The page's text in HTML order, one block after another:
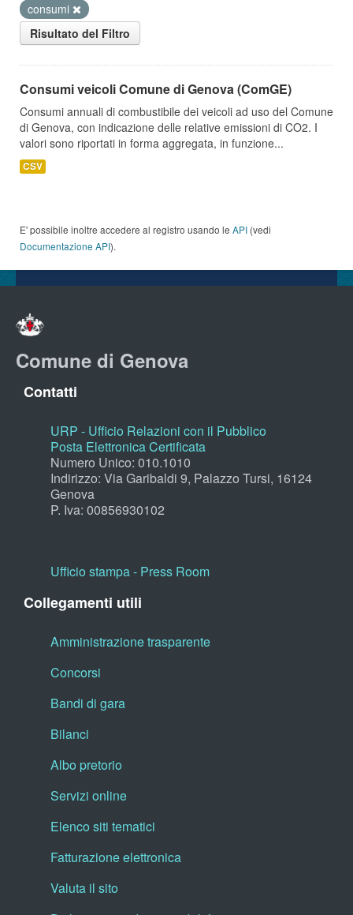
consumi
Risultato del Filtro
Consumi veicoli Comune di Genova (ComGE)
Consumi annuali di combustibile dei veicoli ad uso del Comune
di Genova, con indicazione delle relative emissioni di CO2. I
valori sono riportati in forma aggregata, in funzione...
CSV
E' possibile inoltre accedere al registro usando le API (vedi
Documentazione API).
Comune di Genova
Contatti
URP - Ufficio Relazioni con il Pubblico
Posta Elettronica Certificata
Numero Unico: 010.1010
Indirizzo: Via Garibaldi 9, Palazzo Tursi, 16124
Genova
P. Iva: 00856930102
Ufficio stampa - Press Room
Collegamenti utili
Amministrazione trasparente
Concorsi
Bandi di gara
Bilanci
Albo pretorio
Servizi online
Elenco siti tematici
Fatturazione elettronica
Valuta il sito